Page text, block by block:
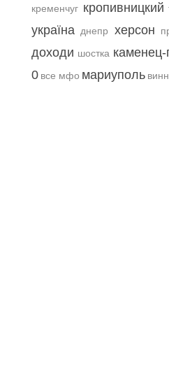
кременчуг кропивницкий
україна днепр херсон
доходи шостка
0 все мфо мариуполь